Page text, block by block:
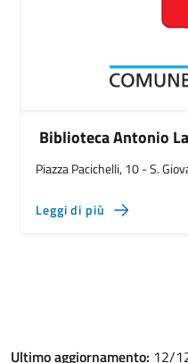
Biblioteca Antonio
Piazza Pacichelli, 10 - S.
Leggi di più
Ultimo aggiornamento: 12/